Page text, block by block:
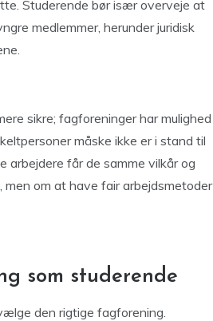
Studerende bør især overveje at
medlemmer, herunder juridisk
sikre; fagforeninger har mulighed
måske ikke er i stand til
arbejdere får de samme vilkår og
men om at have fair arbejdsmetoder
som studerende
den rigtige fagforening.